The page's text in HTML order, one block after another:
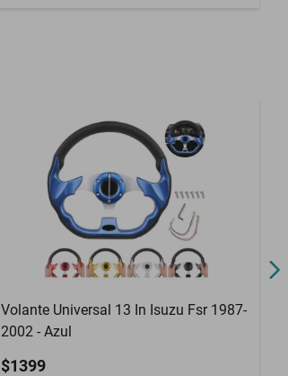
Volante Universal 13 In Isuzu Fsr 1987-
2002 - Azul
$1399